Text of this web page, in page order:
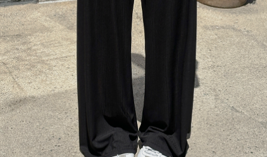
신상 5%
베스트
MADE
세트할인 ~30%
하객룩
살안타템
티셔츠
니트
블라우스
팬츠